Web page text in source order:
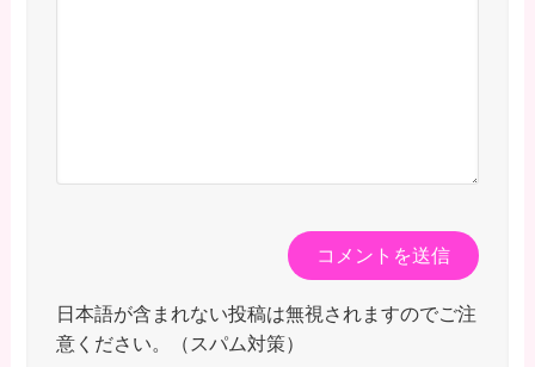
日本語が含まれない投稿は無視されますのでご注
意ください。（スパム対策）